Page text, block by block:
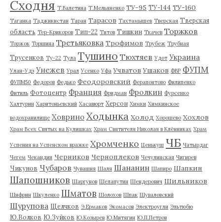
Сходня Т.Валетина Т.Мельяненко ТУ-95 ТУ-144 ТУ-160
Таганка Таджикистан Таран Тарасов Тахтамышев Тверская Тверская
область Тер-Крикоров Тип-22 Титов Тишкин Ткачев Торжков
Торжок Торшина Третьяковка Трофимов Трубеж Трубная
Трусенков Ту-22 Тула Тушино Тюхтяев Удот Украина
Улан-Удэ Унежев Урал Усенко Уфа Учватов Ушаков ФВР ФУПМ
ФУПМ50 Федоров Федько Феодоровский Ферапонтово Филипенко
Фитиль Фотоцентр Франция Фридман Фролкин Фурсенко
Халтурин Харитоньевский Хасавюрт Херсон Химки Химкинское
водохранилище Ховрино Ходынка Холод Хорошево Хохлов
Храм Всех Святых на Кулишках Храм Святителя Николая в Клённиках Храм
Успения на Успенском вражке Хромченко Ценькуш ЧБ Чатырдаг
Чегем Чекандин Черников Черноплеков Чечулинская Чигирев
Чикунов Чубаров Чувашия Шаля Шананин Шапиро Шапкин
Шапошников Шаргунов Шелапутин Шендерович Шильников
Шифрин Шкуленко Шматов Шолохов Шпак Шуваловский
Шурупова Щелчков Э.Ермаков Экомасов Электроугли Эльтюбю
Ю.Волков Ю.Зуйков Ю.Козырев Ю.Митягин Ю.П.Петров